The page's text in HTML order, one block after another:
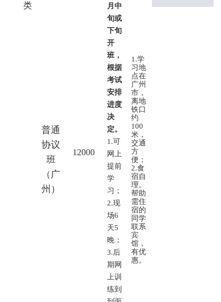
类
普通
协议
班
（广
州）
12000
月中
旬或
下旬
开
班，
根据
考试
安排
进度
决
定。
1.可
网上
提前
学
习；
2.现
场6
天5
晚；
3.后
期网
上训
练到
1.学
习地
点在
广州
市，
离地
铁口
约
100
米，
交通
方
便；
2.食
宿自
理。
帮助
需住
宿的
同学
联系
宾
馆，
有优
惠。